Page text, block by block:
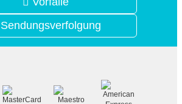
Sendungsverfolgung